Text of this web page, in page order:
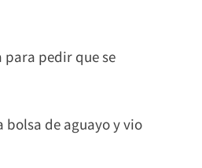
pedir que se
bolsa de aguayo y vio